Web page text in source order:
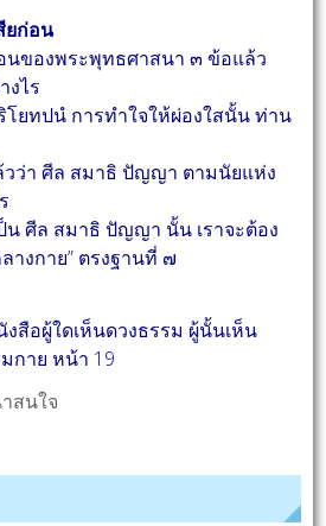
ยก่อน
ของพระพุทธศาสนา ๓ ข้อแล้ว
งไร
ทปนํ การทำใจให้ผ่องใสนั้น ท่าน
ว่า ศีล สมาธิ ปัญญา ตามนัยแห่ง
น ศีล สมาธิ ปัญญา นั้น เราจะต้อง
างกาย” ตรงฐานที่ ๗
งสือผู้ใดเห็นดวงธรรม ผู้นั้นเห็น
กาย หน้า 19
สนใจ